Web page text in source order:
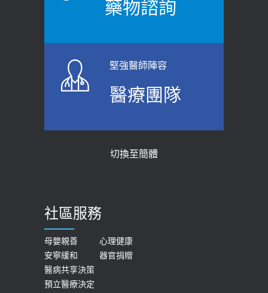
藥物諮詢
堅強醫師陣容
醫療團隊
切換至簡體
社區服務
母嬰親善
心理健康
安寧緩和
器官捐贈
醫病共享決策
預立醫療決定